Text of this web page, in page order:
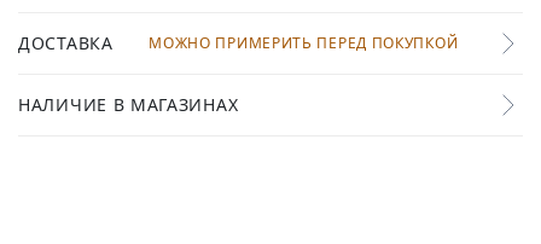
ДОСТАВКА МОЖНО ПРИМЕРИТЬ ПЕРЕД ПОКУПКОЙ
НАЛИЧИЕ В МАГАЗИНАХ